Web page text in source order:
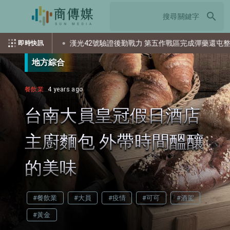
search
即時快訊漢光42號驗證後勤戰力 第五作戰區完成彈藥還屯整備
地方綜合
餐飲業 4 years ago
台南大員皇冠假日酒店
主廚麵包 外帶時間醞釀
的美味
#餐飲業 #大員 #疫情 #可可 #酒駕
#黃金